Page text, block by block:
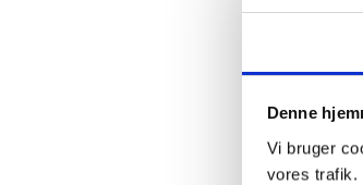
Denne
Vi bruger
vores trafik.